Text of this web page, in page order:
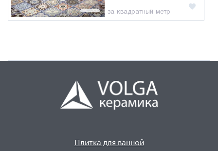
за квадратный метр
Плитка для ванной